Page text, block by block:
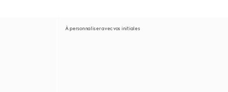
À personnaliser avec vos initiales